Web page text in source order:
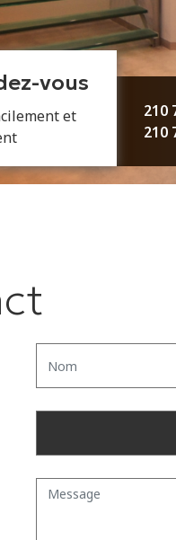
vous
et
210
210
Message